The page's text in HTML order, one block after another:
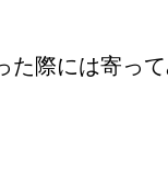
た際には寄っ